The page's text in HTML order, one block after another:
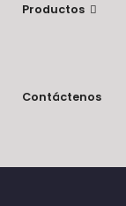
Productos
Contáctenos